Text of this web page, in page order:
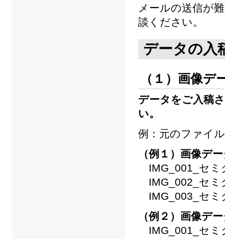
メールの送信が
談ください。
データの入
（１）画像
データをご入稿
い。
例：元のファイ
（例１）画像デ
IMG_001_セミ
IMG_002_セミ
IMG_003_セミ
（例２）画像デ
IMG_001_セミ